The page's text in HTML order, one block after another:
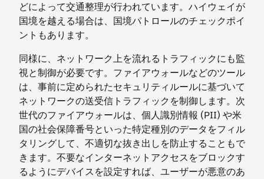
どによって交通整理が行われています。ハイウェイが
国境を越える場合は、国境パトロールのチェックポイ
ントもあります。
同様に、ネットワーク上を流れるトラフィックにも監
視と制御が必要です。ファイアウォールなどのツール
は、事前に定められたセキュリティルールに基づいて
ネットワークの送受信トラフィックを制御します。次
世代のファイアウォールは、個人識別情報 (PII) や米
国の社会保障番号といった特定種別のデータをフィル
タリングして、不適切な抜き出しを防止することもで
きます。不要なインターネットアクセスをブロックす
るようにデバイスを設定すれば、ユーザーが悪意のあ